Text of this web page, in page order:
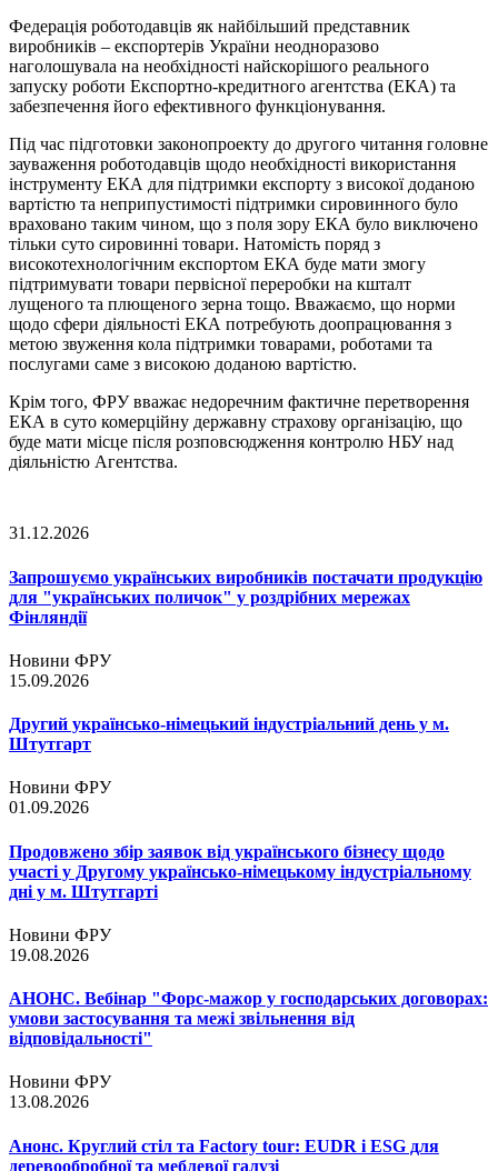
Федерація роботодавців як найбільший представник
виробників – експортерів України неодноразово
наголошувала на необхідності найскорішого реального
запуску роботи Експортно-кредитного агентства (ЕКА) та
забезпечення його ефективного функціонування.
Під час підготовки законопроекту до другого читання головне
зауваження роботодавців щодо необхідності використання
інструменту ЕКА для підтримки експорту з високої доданою
вартістю та неприпустимості підтримки сировинного було
враховано таким чином, що з поля зору ЕКА було виключено
тільки суто сировинні товари. Натомість поряд з
високотехнологічним експортом ЕКА буде мати змогу
підтримувати товари первісної переробки на кшталт
лущеного та плющеного зерна тощо. Вважаємо, що норми
щодо сфери діяльності ЕКА потребують доопрацювання з
метою звуження кола підтримки товарами, роботами та
послугами саме з високою доданою вартістю.
Крім того, ФРУ вважає недоречним фактичне перетворення
ЕКА в суто комерційну державну страхову організацію, що
буде мати місце після розповсюдження контролю НБУ над
діяльністю Агентства.
31.12.2026
Запрошуємо українських виробників постачати продукцію
для "українських поличок" у роздрібних мережах
Фінляндії
Новини ФРУ
15.09.2026
Другий українсько-німецький індустріальний день у м.
Штутгарт
Новини ФРУ
01.09.2026
Продовжено збір заявок від українського бізнесу щодо
участі у Другому українсько-німецькому індустріальному
дні у м. Штутгарті
Новини ФРУ
19.08.2026
АНОНС. Вебінар "Форс-мажор у господарських договорах:
умови застосування та межі звільнення від
відповідальності"
Новини ФРУ
13.08.2026
Анонс. Круглий стіл та Factory tour: EUDR і ESG для
деревообробної та меблевої галузі